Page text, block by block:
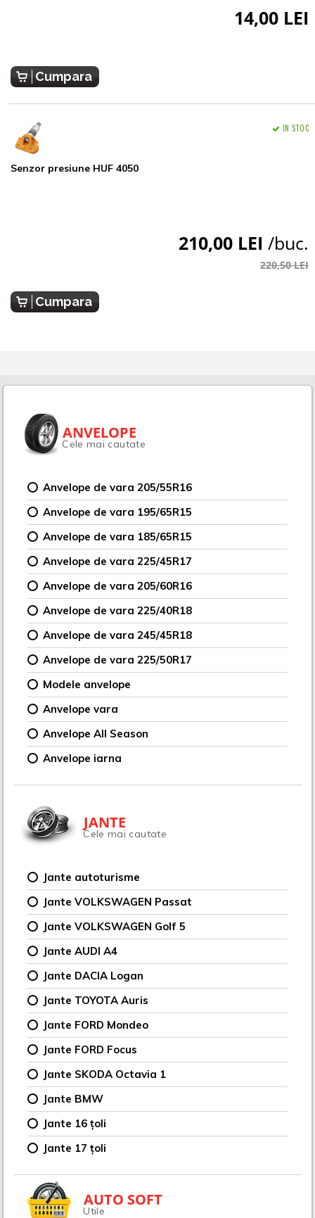
14,00 LEI
Cumpara
Senzor presiune HUF 4050
IN STOC
210,00 LEI /buc.
220,50 LEI
Cumpara
ANVELOPE
Cele mai cautate
Anvelope de vara 205/55R16
Anvelope de vara 195/65R15
Anvelope de vara 185/65R15
Anvelope de vara 225/45R17
Anvelope de vara 205/60R16
Anvelope de vara 225/40R18
Anvelope de vara 245/45R18
Anvelope de vara 225/50R17
Modele anvelope
Anvelope vara
Anvelope All Season
Anvelope iarna
JANTE
Cele mai cautate
Jante autoturisme
Jante VOLKSWAGEN Passat
Jante VOLKSWAGEN Golf 5
Jante AUDI A4
Jante DACIA Logan
Jante TOYOTA Auris
Jante FORD Mondeo
Jante FORD Focus
Jante SKODA Octavia 1
Jante BMW
Jante 16 țoli
Jante 17 țoli
AUTO SOFT
Utile